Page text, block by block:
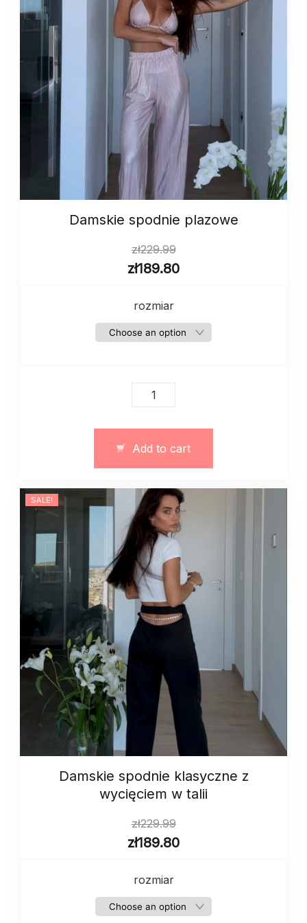
Damskie spodnie plazowe
zł229.99
zł189.80
rozmiar
Damskie
Add to cart
SALE!
Damskie spodnie klasyczne z
wycięciem w talii
zł229.99
zł189.80
rozmiar